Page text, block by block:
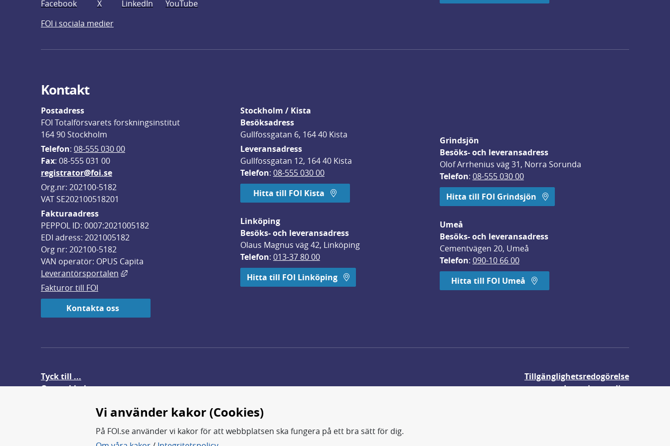
Facebook X LinkedIn
YouTube
FOI i sociala medier
Kontakt
Postadress
FOI Totalförsvarets forskningsinstitut
164 90 Stockholm
Telefon: 08-555 030 00
Fax: 08-555 031 00
registrator@foi.se
Org.nr: 202100-5182
VAT SE202100518201
Fakturaadress
PEPPOL ID: 0007:2021005182
EDI adress: 2021005182
Org nr: 202100-5182
VAN operatör: OPUS Capita
Leverantörsportalen
Länk till annan webbplats, öppnas i nytt fönster.
Fakturor till FOI
Kontakta oss
Stockholm / Kista
Besöksadress
Gullfossgatan 6, 164 40 Kista
Leveransadress
Gullfossgatan 12, 164 40 Kista
Telefon: 08-555 030 00
Hitta till FOI Kista
Linköping
Besöks- och leveransadress
Olaus Magnus väg 42, Linköping
Telefon: 013-37 80 00
Hitta till FOI Linköping
Grindsjön
Besöks- och leveransadress
Olof Arrhenius väg 31, Norra Sorunda
Telefon: 08-555 030 00
Hitta till FOI Grindsjön
Umeå
Besöks- och leveransadress
Cementvägen 20, Umeå
Telefon: 090-10 66 00
Hitta till FOI Umeå
Tyck till ...
Om webbplatsen
Tillgänglighetsredogörelse
Integritetspolicy
Vi använder kakor (Cookies)
På FOI.se använder vi kakor för att webbplatsen ska fungera på ett bra sätt för dig.